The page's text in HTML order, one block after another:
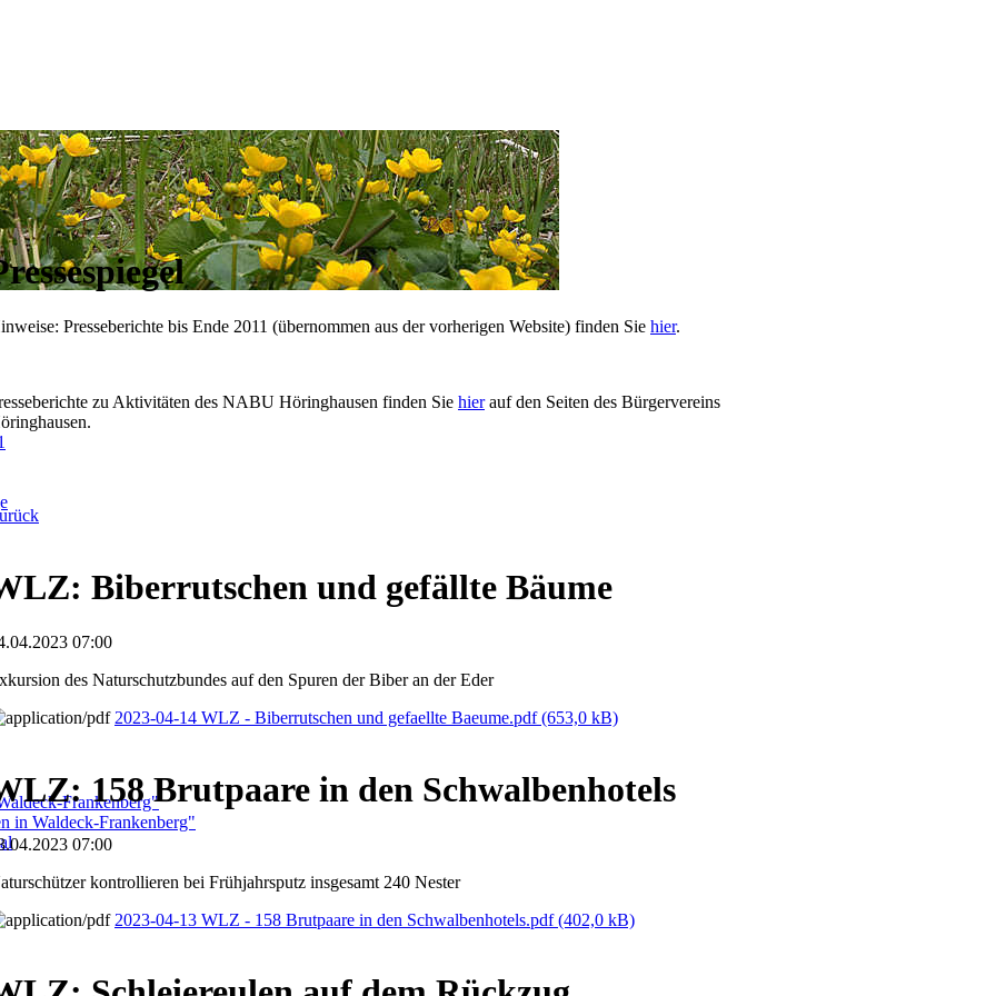
Frankenberg"
in Waldeck-Frankenberg"
Presseberichte bis Ende 2011 (übernommen aus der vorherigen Website) finden Sie hier.
zu Aktivitäten des NABU Höringhausen finden Sie hierauf den Seiten des Bürgervereins
Biberrutschen und gefällte Bäume
07:00
des Naturschutzbundes auf den Spuren der Biber an der Eder
2023-04-14 WLZ - Biberrutschen und gefaellte Baeume.pdf(653,0 kB)
158 Brutpaare in den Schwalbenhotels
07:00
kontrollieren bei Frühjahrsputz insgesamt 240 Nester
2023-04-13 WLZ - 158 Brutpaare in den Schwalbenhotels.pdf(402,0 kB)